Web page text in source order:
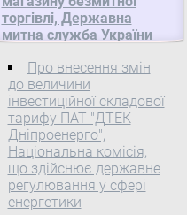
депутати України,
висунутого Партією
"Руський блок" До
Центральної виборчої
комісії 5 серпня 2012
року надійшла заява
Партії "Руський блок"
разом з іншими
документами щодо
реєстрації кандидата у
народні депутати України,
торгівлі, Державна
митна служба України
Про надання дозволу
на відкриття та
експлуатацію магазину
безмитної торгівлі
Відповідно до статті 406
Митного кодексу України
від 13.03.2012 № 4495-VI(
4495д-17 ), Порядку
Про внесення змін
до величини
інвестиційної складової
тарифу ПАТ "ДТЕК
Дніпроенерго",
Національна комісія,
що здійснює державне
регулювання у сфері
енергетики